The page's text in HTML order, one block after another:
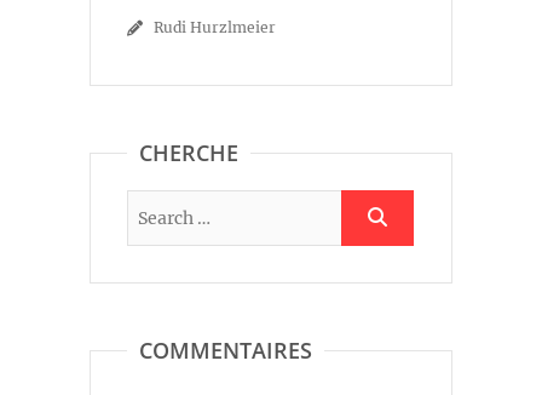
Rudi Hurzlmeier
CHERCHE
COMMENTAIRES